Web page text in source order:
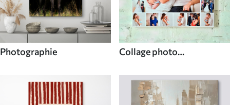
Photographie
Collage photo